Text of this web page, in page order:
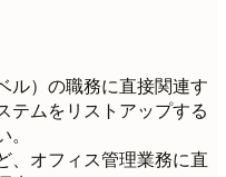
ル）の職務に直接関連す
テムをリストアップする
、オフィス管理業務に直